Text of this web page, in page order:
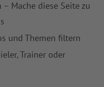
Mache diese Seite zu
und Themen filtern
Trainer oder